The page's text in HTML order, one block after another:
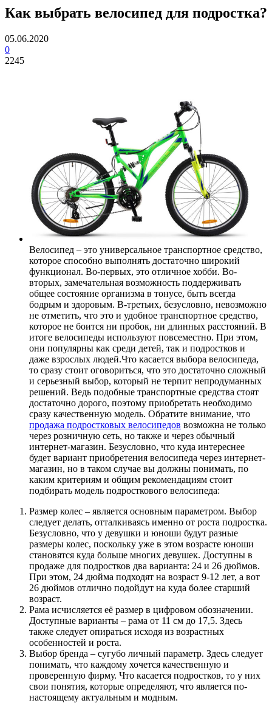
Как выбрать велосипед для подростка?
05.06.2020
0
2245
Велосипед – это универсальное транспортное средство,
которое способно выполнять достаточно широкий
функционал. Во-первых, это отличное хобби. Во-
вторых, замечательная возможность поддерживать
общее состояние организма в тонусе, быть всегда
бодрым и здоровым. В-третьих, безусловно, невозможно
не отметить, что это и удобное транспортное средство,
которое не боится ни пробок, ни длинных расстояний. В
итоге велосипеды используют повсеместно. При этом,
они популярны как среди детей, так и подростков и
даже взрослых людей.Что касается выбора велосипеда,
то сразу стоит оговориться, что это достаточно сложный
и серьезный выбор, который не терпит непродуманных
решений. Ведь подобные транспортные средства стоят
достаточно дорого, поэтому приобретать необходимо
сразу качественную модель. Обратите внимание, что
продажа подростковых велосипедов возможна не только
через розничную сеть, но также и через обычный
интернет-магазин. Безусловно, что куда интереснее
будет вариант приобретения велосипеда через интернет-
магазин, но в таком случае вы должны понимать, по
каким критериям и общим рекомендациям стоит
подбирать модель подросткового велосипеда:
Размер колес – является основным параметром. Выбор
следует делать, отталкиваясь именно от роста подростка.
Безусловно, что у девушки и юноши будут разные
размеры колес, поскольку уже в этом возрасте юноши
становятся куда больше многих девушек. Доступны в
продаже для подростков два варианта: 24 и 26 дюймов.
При этом, 24 дюйма подходят на возраст 9-12 лет, а вот
26 дюймов отлично подойдут на куда более старший
возраст.
Рама исчисляется её размер в цифровом обозначении.
Доступные варианты – рама от 11 см до 17,5. Здесь
также следует опираться исходя из возрастных
особенностей и роста.
Выбор бренда – сугубо личный параметр. Здесь следует
понимать, что каждому хочется качественную и
проверенную фирму. Что касается подростков, то у них
свои понятия, которые определяют, что является по-
настоящему актуальным и модным.